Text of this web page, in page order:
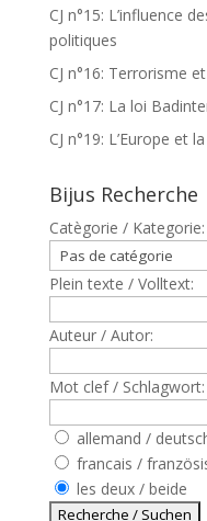
CJ n°15: L’influence
politiques
CJ n°16: Terrorisme
CJ n°17: La loi
CJ n°19: L’Europe et
Bijus Recherche
Catègorie / Kategorie:
Plein texte / Volltext:
Auteur / Autor:
Mot clef / Schlagwort:
allemand /
francais /
les deux / beide